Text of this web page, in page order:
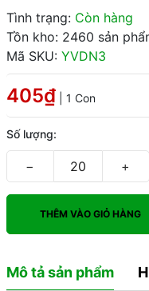
Tình trạng: Còn hàng
Tồn kho: 2460 sản
Mã SKU: YVDN3
405₫ | 1 Con
Số lượng:
− +
THÊM VÀO GIỎ HÀNG
Mô tả sản phẩm